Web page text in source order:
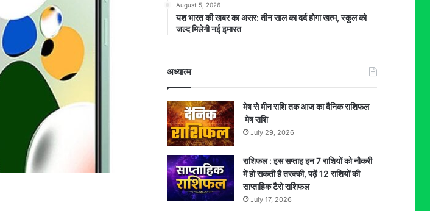
August 5, 2026
यश भारत की खबर का असर: तीन साल का दर्द होगा खत्म, स्कूल को
जल्द मिलेगी नई इमारत
अध्यात्म
मेष से मीन राशि तक आज का दैनिक राशिफल
मेष राशि
July 29, 2026
राशिफल : इस सप्ताह इन 7 राशियों को नौकरी
में हो सकती है तरक्की, पढ़ें 12 राशियों की
साप्ताहिक टैरो राशिफल
July 17, 2026